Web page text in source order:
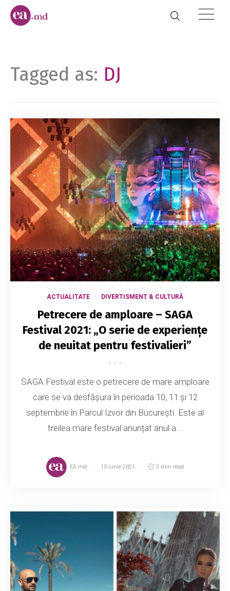
Tagged as: DJ
ACTUALITATE DIVERTISMENT & CULTURĂ
Petrecere de amploare – SAGA
Festival 2021: „O serie de experiențe
de neuitat pentru festivalieri”
SAGA Festival este o petrecere de mare amploare
care se va desfășura în perioada 10, 11 și 12
septembrie în Parcul Izvor din București. Este al
treilea mare festival anunțat anul a...
EA.md 10 iunie 2021 2 min read